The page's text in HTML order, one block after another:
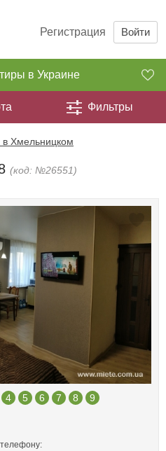
Регистрация Войти
в Украине
Фильтры
в Хмельницком
(код: №26551)
4 5 6 7 8 9